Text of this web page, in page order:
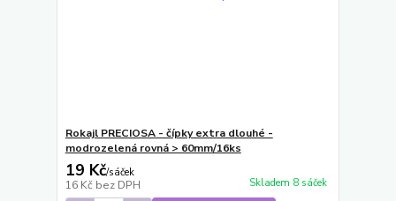
Rokajl PRECIOSA - čípky extra dlouhé -
modrozelená rovná > 60mm/16ks
19 Kč/sáček
16 Kč bez DPH Skladem 8 sáček